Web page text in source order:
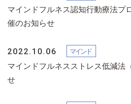
マインドフルネス認知行動療法プ
催のお知らせ
2022.10.06
マインドフルネスストレス低減法
せ